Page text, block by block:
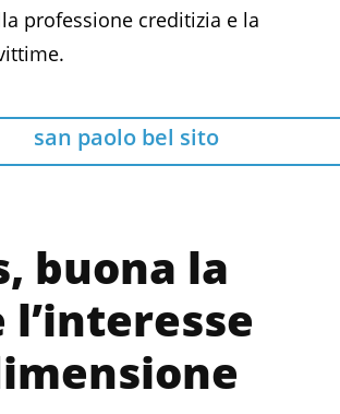
professione creditizia e la
san paolo bel sito
buona la